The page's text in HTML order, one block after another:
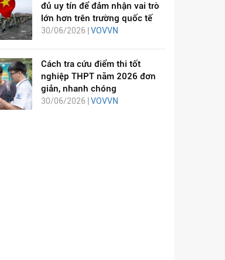
đủ uy tín để đảm nhận vai trò
lớn hơn trên trường quốc tế
30/06/2026 | VOVVN
Cách tra cứu điểm thi tốt
nghiệp THPT năm 2026 đơn
giản, nhanh chóng
30/06/2026 | VOVVN